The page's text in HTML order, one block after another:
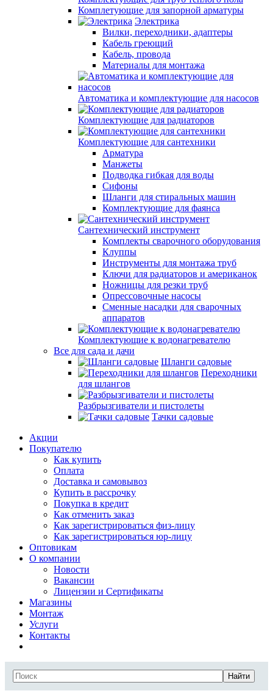
Комплетующие для запорной арматуры
Электрика
Вилки, переходники, адаптеры
Кабель греющий
Кабель, провода
Материалы для монтажа
Автоматика и комплектующие для насосов
Комплектующие для радиаторов
Комплектующие для сантехники
Арматура
Манжеты
Подводка гибкая для воды
Сифоны
Шланги для стиральных машин
Комплектующие для фаянса
Сантехнический инструмент
Комплекты сварочного оборудования
Клуппы
Инструменты для монтажа труб
Ключи для радиаторов и американок
Ножницы для резки труб
Опрессовочные насосы
Сменные насадки для сварочных
аппаратов
Комплектующие к водонагревателю
Все для сада и дачи
Шланги садовые
Переходники
для шлангов
Разбрызгиватели и пистолеты
Тачки садовые
Акции
Покупателю
Как купить
Оплата
Доставка и самовывоз
Купить в рассрочку
Покупка в кредит
Как отменить заказ
Как зарегистрироваться физ-лицу
Как зарегистрироваться юр-лицу
Оптовикам
О компании
Новости
Вакансии
Лицензии и Сертификаты
Магазины
Монтаж
Услуги
Контакты
Найти